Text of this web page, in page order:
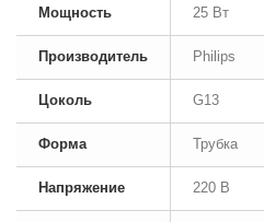
Мощность 25 Вт
Производитель Philips
Цоколь G13
Форма Трубка
Напряжение 220 В